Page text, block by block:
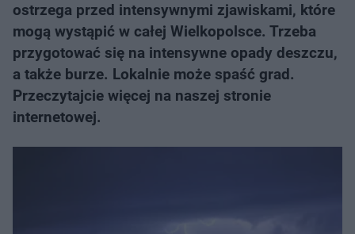
ostrzega przed intensywnymi zjawiskami, które
mogą wystąpić w całej Wielkopolsce. Trzeba
przygotować się na intensywne opady deszczu,
a także burze. Lokalnie może spaść grad.
Przeczytajcie więcej na naszej stronie
internetowej.